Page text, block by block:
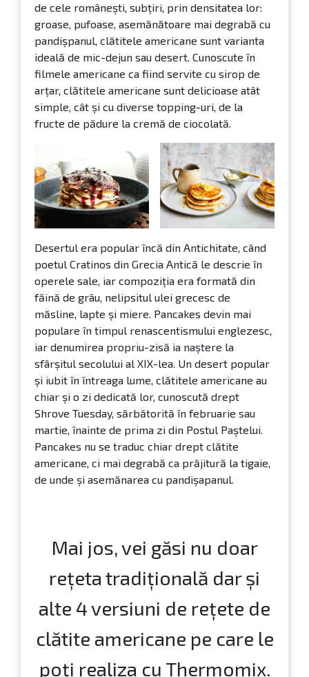
de cele românești, subțiri, prin densitatea lor:
groase, pufoase, asemănătoare mai degrabă cu
pandișpanul, clătitele americane sunt varianta
ideală de mic-dejun sau desert. Cunoscute în
filmele americane ca fiind servite cu sirop de
arțar, clătitele americane sunt delicioase atât
simple, cât și cu diverse topping-uri, de la
fructe de pădure la cremă de ciocolată.
Desertul era popular încă din Antichitate, când
poetul Cratinos din Grecia Antică le descrie în
operele sale, iar compoziția era formată din
făină de grâu, nelipsitul ulei grecesc de
măsline, lapte și miere. Pancakes devin mai
populare în timpul renascentismului englezesc,
iar denumirea propriu-zisă ia naștere la
sfârșitul secolului al XIX-lea. Un desert popular
și iubit în întreaga lume, clătitele americane au
chiar și o zi dedicată lor, cunoscută drept
Shrove Tuesday, sărbătorită în februarie sau
martie, înainte de prima zi din Postul Paștelui.
Pancakes nu se traduc chiar drept clătite
americane, ci mai degrabă ca prăjitură la tigaie,
de unde și asemănarea cu pandișapanul.
Mai jos, vei găsi nu doar
rețeta tradițională dar și
alte 4 versiuni de rețete de
clătite americane pe care le
poți realiza cu Thermomix.